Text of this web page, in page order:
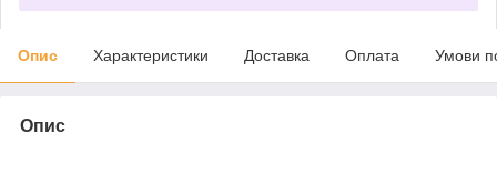
Опис Характеристики Доставка Оплата Умови
Опис